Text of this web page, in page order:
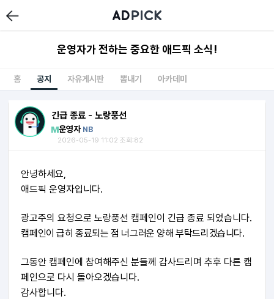
운영자가 전하는 중요한 애드픽 소식!
홈 공지 자유게시판 뽐내기 아카데미
긴급 종료 - 노랑풍선
운영자 NB
2026-05-19 11:02 조회:82
안녕하세요,
애드픽 운영자입니다.
광고주의 요청으로 노랑풍선 캠페인이 긴급 종료 되었습니다.
캠페인이 급히 종료되는 점 너그러운 양해 부탁드리겠습니다.
그동안 캠페인에 참여해주신 분들께 감사드리며추후 다른 캠
페인으로 다시 돌아오겠습니다.
감사합니다.